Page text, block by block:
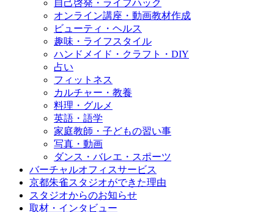
自己啓発・ライフハック
オンライン講座・動画教材作成
ビューティ・ヘルス
趣味・ライフスタイル
ハンドメイド・クラフト・DIY
占い
フィットネス
カルチャー・教養
料理・グルメ
英語・語学
家庭教師・子どもの習い事
写真・動画
ダンス・バレエ・スポーツ
バーチャルオフィスサービス
京都朱雀スタジオができた理由
スタジオからのお知らせ
取材・インタビュー